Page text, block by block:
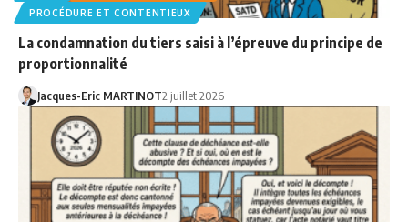
PROCÉDURE ET CONTENTIEUX
La condamnation du tiers saisi à l’épreuve du principe de
proportionnalité
Jacques-Eric MARTINOT2 juillet 2026